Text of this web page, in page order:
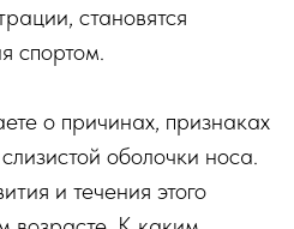
становятся
спортом.
о причинах, признаках
оболочки носа.
и течения этого